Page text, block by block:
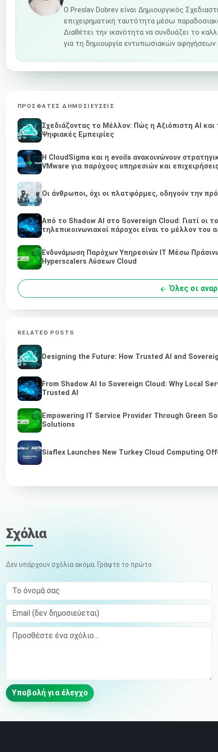
Ο Preslav Dobrev είναι Δημιουργικός
επιχειρηματική ταυτότητα μέσω
Διαθέτει την ικανότητα να συνδυάζει το
για τη δημιουργία εντυπωσιακών αφηγήσεων
ΠΡΌΣΦΑΤΕΣ ΔΗΜΟΣΙΕΎΣΕΙΣ
Σχεδιάζοντας το Μέλλον: Πώς η Αξιόπιστη AI
Ψηφιακές Εμπειρίες
Η CloudSigma και η evoila ανακοινώνουν
VMware για παρόχους υπηρεσιών και
Οι άνθρωποι, όχι οι πλατφόρμες, οδηγούν την
Από το Shadow AI στο Sovereign Cloud: Γιατί οι
τηλεπικοινωνιακοί πάροχοι είναι το μέλλον του
Ενδυνάμωση Παρόχων Υπηρεσιών IT Μέσω
Hyperscalers Λύσεων Cloud
Όλες οι
RELATED POSTS
Designing the Future: How Trusted AI and
From Shadow AI to Sovereign Cloud: Why Local
Trusted AI
Empowering IT Service Provider Through Green
Solutions
Siaflex Launches New Turkey Cloud Computing
Σχόλια
Δεν υπάρχουν σχόλια ακόμα. Γράψτε το πρώτο.
Το όνομά σας
Email (δεν δημοσιεύεται)
Comment
Υποβολή για έλεγχο